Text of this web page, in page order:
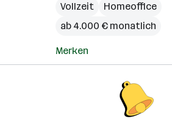
Vollzeit
Homeoffice
ab 4.000 € monatlich
Merken